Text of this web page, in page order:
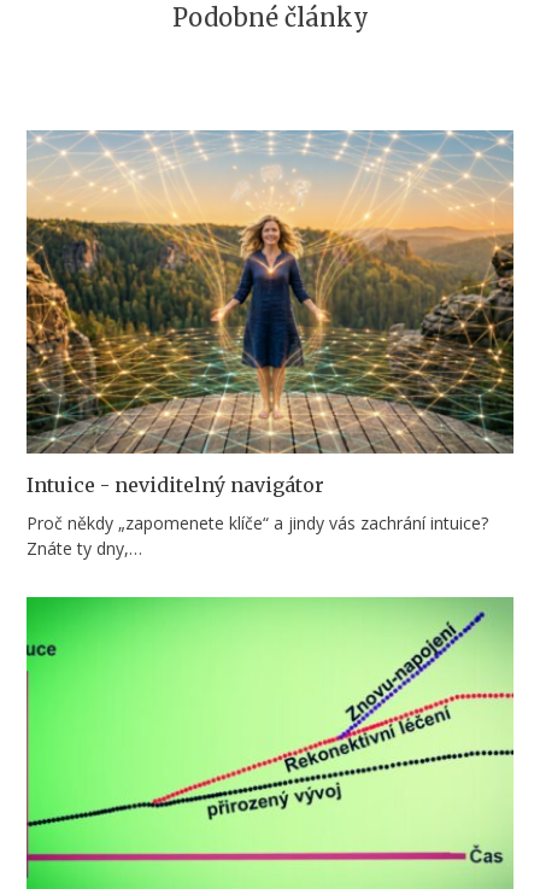
Podobné články
Intuice - neviditelný navigátor
Proč někdy „zapomenete klíče“ a jindy vás zachrání intuice?
Znáte ty dny,…